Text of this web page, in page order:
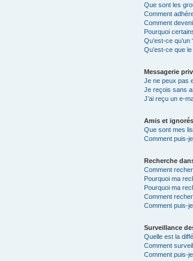
Que sont les
Comment
Comment
Pourquoi
Qu’est-ce
Qu’est-ce que le
Messagerie
Je ne peux pas
Je reçois sans
J’ai reçu un e-
Amis et ignorés
Que sont mes
Comment puis-
Recherche
Comment
Pourquoi ma
Pourquoi ma
Comment
Comment puis-
Surveillance
Quelle est la
Comment
Comment puis-